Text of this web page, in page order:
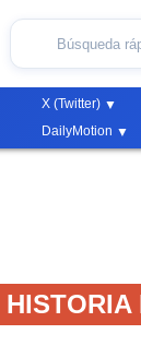
X (Twitter)
DailyMotion